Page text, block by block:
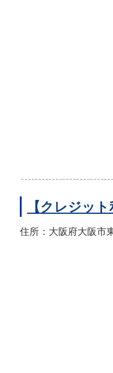
【クレジッ
住所：大阪府大阪市